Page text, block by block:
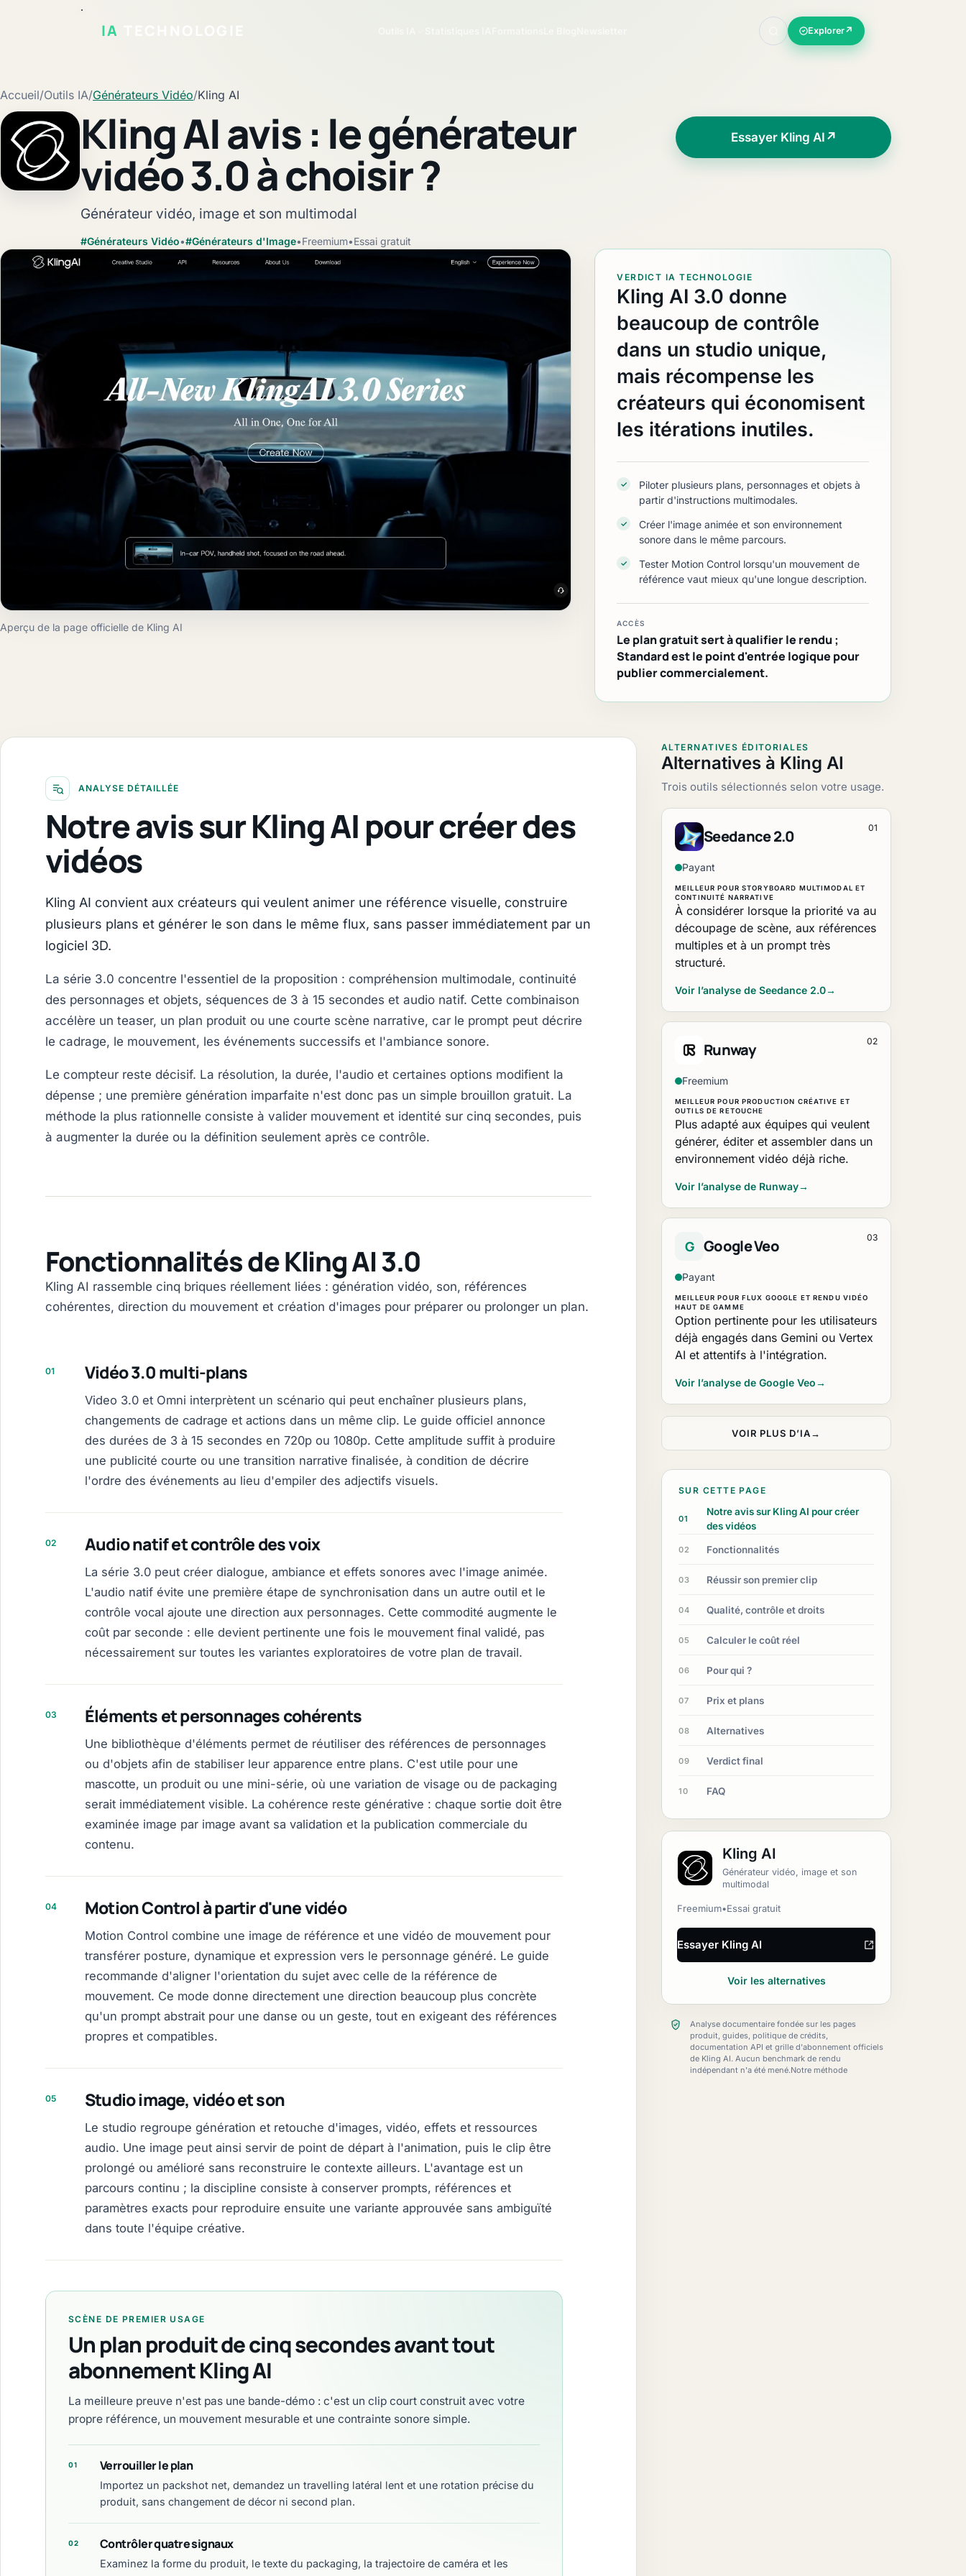
IA Explorer↗
Accueil/Outils IA/Générateurs Vidéo/Kling AI
Kling AI avis : le générateur
vidéo 3.0 à choisir ?
Fiche vérifiée
Générateur vidéo, image et son multimodal
#Générateurs Vidéo•#Générateurs d'Image•Freemium•Essai gratuit
Essayer Kling AI ↗
Aperçu de la page officielle de Kling AI
VERDICT IA TECHNOLOGIE
Kling AI 3.0 donne
beaucoup de contrôle
dans un studio unique,
mais récompense les
créateurs qui économisent
les itérations inutiles.
✓
Piloter plusieurs plans, personnages et objets à
partir d'instructions multimodales.
✓
Créer l'image animée et son environnement
sonore dans le même parcours.
✓
Tester Motion Control lorsqu'un mouvement de
référence vaut mieux qu'une longue description.
ACCÈS
Le plan gratuit sert à qualifier le rendu ;
Standard est le point d'entrée logique pour
publier commercialement.
ANALYSE DÉTAILLÉE
Notre avis sur Kling AI pour créer des
vidéos
Kling AI convient aux créateurs qui veulent animer une référence visuelle, construire
plusieurs plans et générer le son dans le même flux, sans passer immédiatement par un
logiciel 3D.
La série 3.0 concentre l'essentiel de la proposition : compréhension multimodale, continuité
des personnages et objets, séquences de 3 à 15 secondes et audio natif. Cette combinaison
accélère un teaser, un plan produit ou une courte scène narrative, car le prompt peut décrire
le cadrage, le mouvement, les événements successifs et l'ambiance sonore.
Le compteur reste décisif. La résolution, la durée, l'audio et certaines options modifient la
dépense ; une première génération imparfaite n'est donc pas un simple brouillon gratuit. La
méthode la plus rationnelle consiste à valider mouvement et identité sur cinq secondes, puis
à augmenter la durée ou la définition seulement après ce contrôle.
Fonctionnalités de Kling AI 3.0
Kling AI rassemble cinq briques réellement liées : génération vidéo, son, références
cohérentes, direction du mouvement et création d'images pour préparer ou prolonger un plan.
01 Vidéo 3.0 multi-plans
Video 3.0 et Omni interprètent un scénario qui peut enchaîner plusieurs plans,
changements de cadrage et actions dans un même clip. Le guide officiel annonce
des durées de 3 à 15 secondes en 720p ou 1080p. Cette amplitude suffit à produire
une publicité courte ou une transition narrative finalisée, à condition de décrire
l'ordre des événements au lieu d'empiler des adjectifs visuels.
02 Audio natif et contrôle des voix
La série 3.0 peut créer dialogue, ambiance et effets sonores avec l'image animée.
L'audio natif évite une première étape de synchronisation dans un autre outil et le
contrôle vocal ajoute une direction aux personnages. Cette commodité augmente le
coût par seconde : elle devient pertinente une fois le mouvement final validé, pas
nécessairement sur toutes les variantes exploratoires de votre plan de travail.
03 Éléments et personnages cohérents
Une bibliothèque d'éléments permet de réutiliser des références de personnages
ou d'objets afin de stabiliser leur apparence entre plans. C'est utile pour une
mascotte, un produit ou une mini-série, où une variation de visage ou de packaging
serait immédiatement visible. La cohérence reste générative : chaque sortie doit être
examinée image par image avant sa validation et la publication commerciale du
contenu.
04 Motion Control à partir d'une vidéo
Motion Control combine une image de référence et une vidéo de mouvement pour
transférer posture, dynamique et expression vers le personnage généré. Le guide
recommande d'aligner l'orientation du sujet avec celle de la référence de
mouvement. Ce mode donne directement une direction beaucoup plus concrète
qu'un prompt abstrait pour une danse ou un geste, tout en exigeant des références
propres et compatibles.
05 Studio image, vidéo et son
Le studio regroupe génération et retouche d'images, vidéo, effets et ressources
audio. Une image peut ainsi servir de point de départ à l'animation, puis le clip être
prolongé ou amélioré sans reconstruire le contexte ailleurs. L'avantage est un
parcours continu ; la discipline consiste à conserver prompts, références et
paramètres exacts pour reproduire ensuite une variante approuvée sans ambiguïté
dans toute l'équipe créative.
SCÈNE DE PREMIER USAGE
Un plan produit de cinq secondes avant tout
abonnement Kling AI
La meilleure preuve n'est pas une bande-démo : c'est un clip court construit avec votre
propre référence, un mouvement mesurable et une contrainte sonore simple.
01 Verrouiller le plan
Importez un packshot net, demandez un travelling latéral lent et une rotation précise du
produit, sans changement de décor ni second plan.
02 Contrôler quatre signaux
Examinez la forme du produit, le texte du packaging, la trajectoire de caméra et les
ALTERNATIVES ÉDITORIALES
Alternatives à Kling AI
Trois outils sélectionnés selon votre usage.
01
Seedance 2.0
Payant
MEILLEUR POUR STORYBOARD MULTIMODAL ET
CONTINUITÉ NARRATIVE
À considérer lorsque la priorité va au
découpage de scène, aux références
multiples et à un prompt très
structuré.
Voir l’analyse de Seedance 2.0→
02
Runway
Freemium
MEILLEUR POUR PRODUCTION CRÉATIVE ET
OUTILS DE RETOUCHE
Plus adapté aux équipes qui veulent
générer, éditer et assembler dans un
environnement vidéo déjà riche.
Voir l’analyse de Runway→
03
G Google Veo
Payant
MEILLEUR POUR FLUX GOOGLE ET RENDU VIDÉO
HAUT DE GAMME
Option pertinente pour les utilisateurs
déjà engagés dans Gemini ou Vertex
AI et attentifs à l'intégration.
Voir l’analyse de Google Veo→
VOIR PLUS D’IA→
SUR CETTE PAGE
01
Notre avis sur Kling AI pour créer
des vidéos
02 Fonctionnalités
03 Réussir son premier clip
04 Qualité, contrôle et droits
05 Calculer le coût réel
06 Pour qui ?
07 Prix et plans
08 Alternatives
09 Verdict final
10 FAQ
Kling AI
Générateur vidéo, image et son
multimodal
Freemium•Essai gratuit
Essayer Kling AI
Voir les alternatives
Analyse documentaire fondée sur les pages
produit, guides, politique de crédits,
documentation API et grille d'abonnement officiels
de Kling AI. Aucun benchmark de rendu
indépendant n'a été mené.Notre méthode